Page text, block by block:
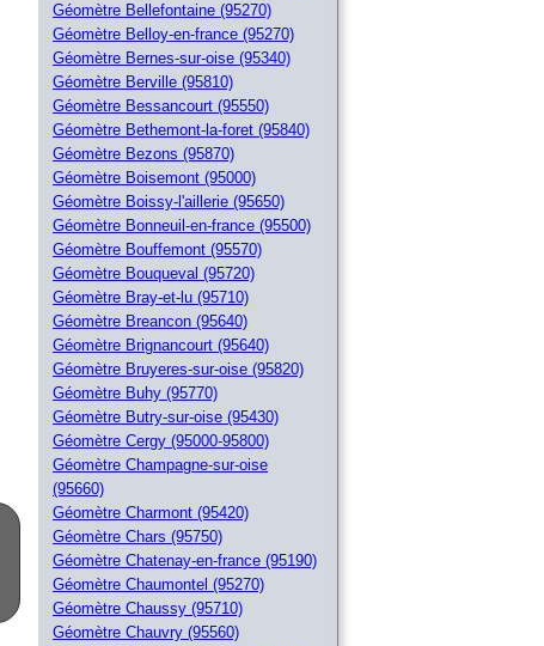
Géomètre Bellefontaine (95270)
Géomètre Belloy-en-france (95270)
Géomètre Bernes-sur-oise (95340)
Géomètre Berville (95810)
Géomètre Bessancourt (95550)
Géomètre Bethemont-la-foret (95840)
Géomètre Bezons (95870)
Géomètre Boisemont (95000)
Géomètre Boissy-l'aillerie (95650)
Géomètre Bonneuil-en-france (95500)
Géomètre Bouffemont (95570)
Géomètre Bouqueval (95720)
Géomètre Bray-et-lu (95710)
Géomètre Breancon (95640)
Géomètre Brignancourt (95640)
Géomètre Bruyeres-sur-oise (95820)
Géomètre Buhy (95770)
Géomètre Butry-sur-oise (95430)
Géomètre Cergy (95000-95800)
Géomètre Champagne-sur-oise
(95660)
Géomètre Charmont (95420)
Géomètre Chars (95750)
Géomètre Chatenay-en-france (95190)
Géomètre Chaumontel (95270)
Géomètre Chaussy (95710)
Géomètre Chauvry (95560)